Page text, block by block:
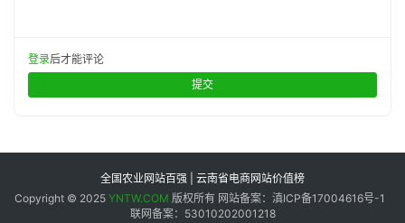
登录后才能评论
提交
全国农业网站百强 | 云南省电商网站价值榜
Copyright © 2025 YNTW.COM 版权所有 网站备案：滇ICP备17004616号-1
联网备案：53010202001218